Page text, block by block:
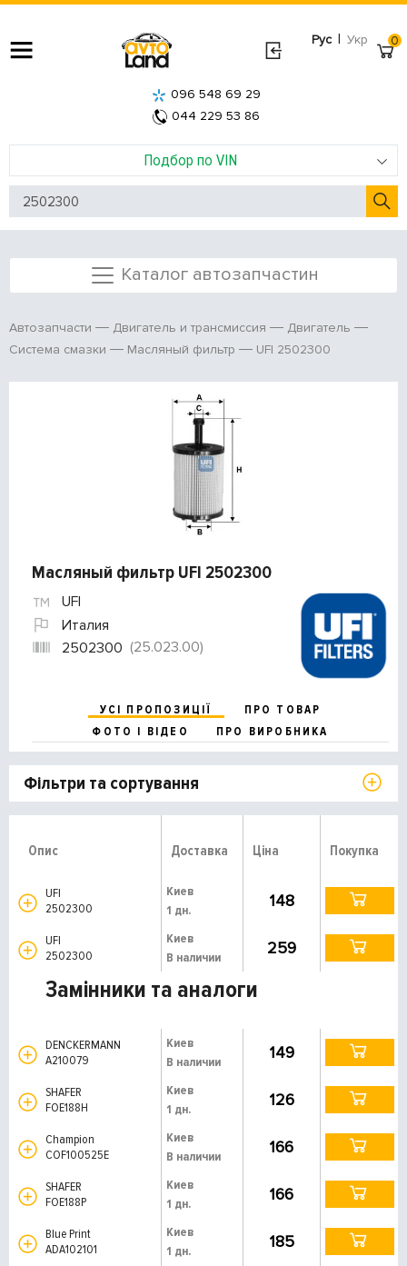
Рус | Укр
Подбор по VIN
096 548 69 29
044 229 53 86
0
Каталог автозапчастин
Автозапчасти Двигатель и трансмиссия
Двигатель
Система смазки
Масляный фильтр UFI 2502300
Масляный фильтр UFI 2502300
UFI
Италия
2502300 (25.023.00)
УСІ ПРОПОЗИЦІЇ
ПРО ТОВАР
ФОТО І ВІДЕО
ПРО ВИРОБНИКА
Фільтри та сортування
Опис Доставка Ціна Покупка
UFI
2502300
Киев
1 дн.
148
UFI
2502300
Киев
В наличии
259
Замінники та аналоги
DENCKERMANN
A210079
Киев
В наличии
149
SHAFER
FOE188H
Киев
1 дн.
126
Champion
COF100525E
Киев
В наличии
166
SHAFER
FOE188P
Киев
1 дн.
166
Blue Print
ADA102101
Киев
1 дн.
185